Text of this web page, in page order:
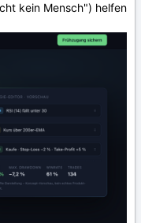
kein Mensch") helfen